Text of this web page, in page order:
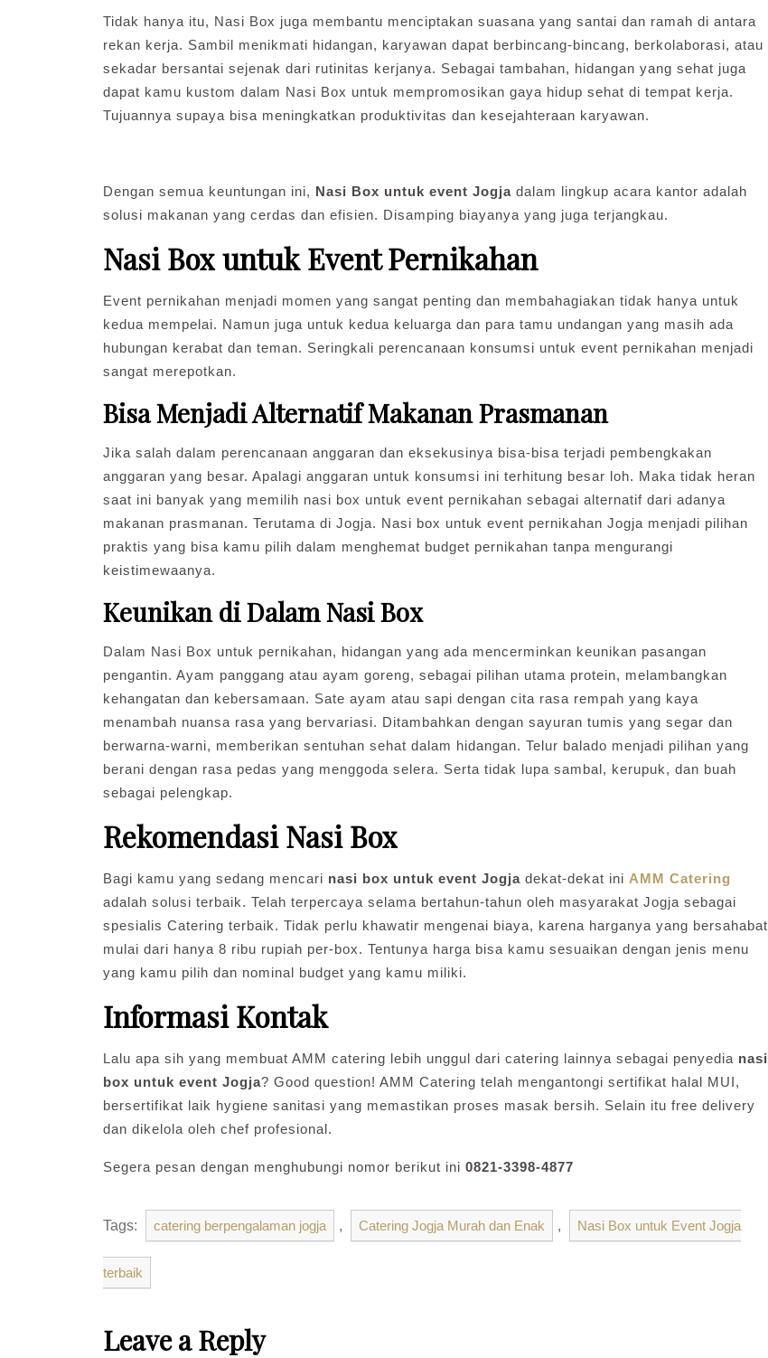
Tidak hanya itu, Nasi Box juga membantu menciptakan suasana yang santai dan ramah di antara
rekan kerja. Sambil menikmati hidangan, karyawan dapat berbincang-bincang, berkolaborasi, atau
sekadar bersantai sejenak dari rutinitas kerjanya. Sebagai tambahan, hidangan yang sehat juga
dapat kamu kustom dalam Nasi Box untuk mempromosikan gaya hidup sehat di tempat kerja.
Tujuannya supaya bisa meningkatkan produktivitas dan kesejahteraan karyawan.
Dengan semua keuntungan ini, Nasi Box untuk event Jogja dalam lingkup acara kantor adalah
solusi makanan yang cerdas dan efisien. Disamping biayanya yang juga terjangkau.
Nasi Box untuk Event Pernikahan
Event pernikahan menjadi momen yang sangat penting dan membahagiakan tidak hanya untuk
kedua mempelai. Namun juga untuk kedua keluarga dan para tamu undangan yang masih ada
hubungan kerabat dan teman. Seringkali perencanaan konsumsi untuk event pernikahan menjadi
sangat merepotkan.
Bisa Menjadi Alternatif Makanan Prasmanan
Jika salah dalam perencanaan anggaran dan eksekusinya bisa-bisa terjadi pembengkakan
anggaran yang besar. Apalagi anggaran untuk konsumsi ini terhitung besar loh. Maka tidak heran
saat ini banyak yang memilih nasi box untuk event pernikahan sebagai alternatif dari adanya
makanan prasmanan. Terutama di Jogja. Nasi box untuk event pernikahan Jogja menjadi pilihan
praktis yang bisa kamu pilih dalam menghemat budget pernikahan tanpa mengurangi
keistimewaanya.
Keunikan di Dalam Nasi Box
Dalam Nasi Box untuk pernikahan, hidangan yang ada mencerminkan keunikan pasangan
pengantin. Ayam panggang atau ayam goreng, sebagai pilihan utama protein, melambangkan
kehangatan dan kebersamaan. Sate ayam atau sapi dengan cita rasa rempah yang kaya
menambah nuansa rasa yang bervariasi. Ditambahkan dengan sayuran tumis yang segar dan
berwarna-warni, memberikan sentuhan sehat dalam hidangan. Telur balado menjadi pilihan yang
berani dengan rasa pedas yang menggoda selera. Serta tidak lupa sambal, kerupuk, dan buah
sebagai pelengkap.
Rekomendasi Nasi Box
Bagi kamu yang sedang mencari nasi box untuk event Jogja dekat-dekat ini AMM Catering
adalah solusi terbaik. Telah terpercaya selama bertahun-tahun oleh masyarakat Jogja sebagai
spesialis Catering terbaik. Tidak perlu khawatir mengenai biaya, karena harganya yang bersahabat
mulai dari hanya 8 ribu rupiah per-box. Tentunya harga bisa kamu sesuaikan dengan jenis menu
yang kamu pilih dan nominal budget yang kamu miliki.
Informasi Kontak
Lalu apa sih yang membuat AMM catering lebih unggul dari catering lainnya sebagai penyedia nasi
box untuk event Jogja? Good question! AMM Catering telah mengantongi sertifikat halal MUI,
bersertifikat laik hygiene sanitasi yang memastikan proses masak bersih. Selain itu free delivery
dan dikelola oleh chef profesional.
Segera pesan dengan menghubungi nomor berikut ini 0821-3398-4877
Tags: catering berpengalaman jogja , Catering Jogja Murah dan Enak , Nasi Box untuk Event Jogja
terbaik
Leave a Reply